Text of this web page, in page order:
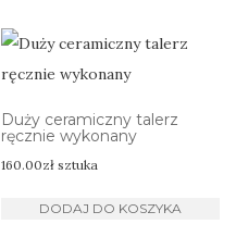
Duży ceramiczny talerz
ręcznie wykonany
160.00zł sztuka
DODAJ DO KOSZYKA